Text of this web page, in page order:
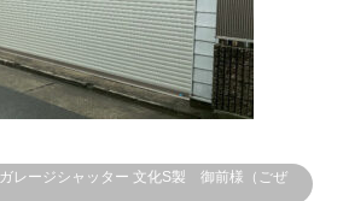
ガレージシャッター 文化S製 御前様（ごぜ